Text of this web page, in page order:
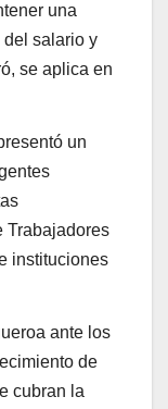
una
salario y
se aplica en
un
Trabajadores
instituciones
ante los
de
cubran la